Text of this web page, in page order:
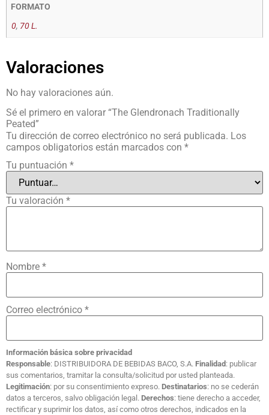
FORMATO
0, 70 L.
Valoraciones
No hay valoraciones aún.
Sé el primero en valorar “The Glendronach Traditionally
Peated”
Tu dirección de correo electrónico no será publicada. Los
campos obligatorios están marcados con *
Tu puntuación *
Tu valoración *
Nombre *
Correo electrónico *
Información básica sobre privacidad
Responsable: DISTRIBUIDORA DE BEBIDAS BACO, S.A. Finalidad : publicar
sus comentarios, tramitar la consulta/solicitud por usted planteada.
Legitimación: por su consentimiento expreso. Destinatarios: no se cederán
datos a terceros, salvo obligación legal. Derechos: tiene derecho a acceder,
rectificar y suprimir los datos, así como otros derechos, indicados en la